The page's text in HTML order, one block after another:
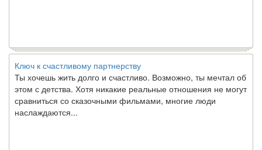
Ключ к счастливому партнерству
Ты хочешь жить долго и счастливо. Возможно, ты мечтал об
этом с детства. Хотя никакие реальные отношения не могут
сравниться со сказочными фильмами, многие люди
наслаждаются...